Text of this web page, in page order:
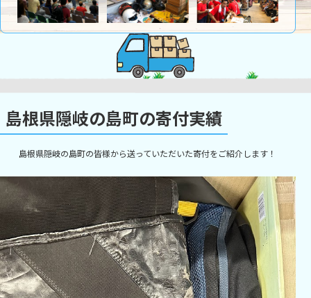
島根県隠岐の島町の寄付実績
島根県隠岐の島町の皆様から送っていただいた寄付をご紹介します！